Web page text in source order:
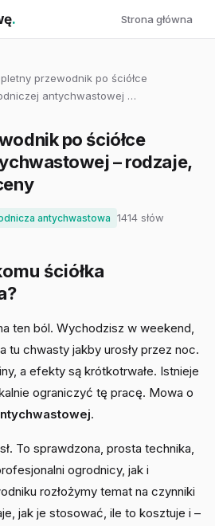
. Strona główna
przewodnik po ściółce
antychwastowej …
po ściółce
– rodzaje,
antychwastowa 1414 słów
ściółka
ten ból. Wychodzisz w weekend,
tu chwasty jakby urosły przez noc.
a efekty są krótkotrwałe. Istnieje
ograniczyć tę pracę. Mowa o
.
To sprawdzona, prosta technika,
ogrodnicy, jak i
rozłożymy temat na czynniki
jak je stosować, ile to kosztuje i –